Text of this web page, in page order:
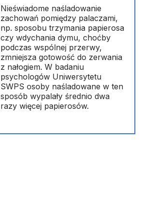
Nieświadome naśladowanie
zachowań pomiędzy palaczami,
np. sposobu trzymania papierosa
czy wdychania dymu, choćby
podczas wspólnej przerwy,
zmniejsza gotowość do zerwania
z nałogiem. W badaniu
psychologów Uniwersytetu
SWPS osoby naśladowane w ten
sposób wypalały średnio dwa
razy więcej papierosów.